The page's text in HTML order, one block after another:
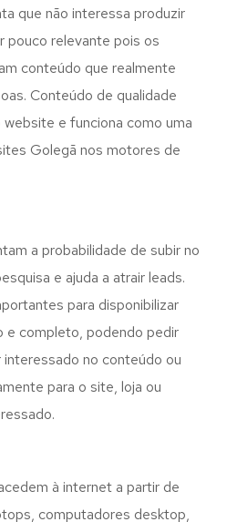
que não interessa produzir
pouco relevante pois os
conteúdo que realmente
Conteúdo de qualidade
e funciona como uma
Golegã nos motores de
a probabilidade de subir no
e ajuda a atrair leads.
para disponibilizar
e completo, podendo pedir
no conteúdo ou
para o site, loja ou
à internet a partir de
computadores desktop,